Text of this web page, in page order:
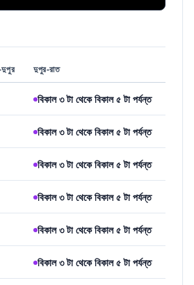
দুপুর দুপুর-রাত
বিকাল ৩ টা থেকে বিকাল ৫ টা পর্যন্ত
বিকাল ৩ টা থেকে বিকাল ৫ টা পর্যন্ত
বিকাল ৩ টা থেকে বিকাল ৫ টা পর্যন্ত
বিকাল ৩ টা থেকে বিকাল ৫ টা পর্যন্ত
বিকাল ৩ টা থেকে বিকাল ৫ টা পর্যন্ত
বিকাল ৩ টা থেকে বিকাল ৫ টা পর্যন্ত